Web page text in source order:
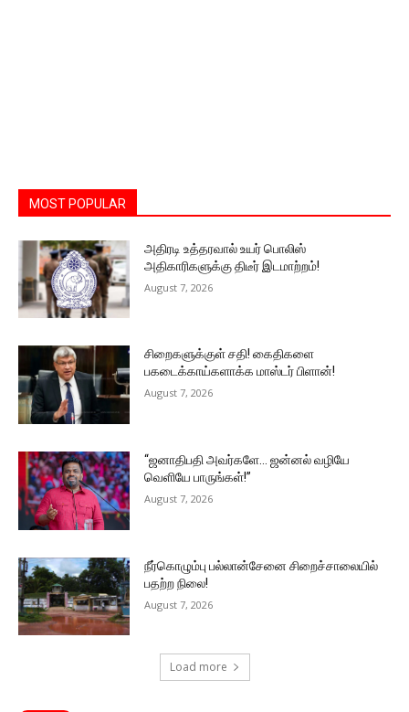
MOST POPULAR
அதிரடி உத்தரவால் உயர் பொலிஸ்
அதிகாரிகளுக்கு திடீர் இடமாற்றம்!
August 7, 2026
சிறைகளுக்குள் சதி! கைதிகளை
பகடைக்காய்களாக்க மாஸ்டர் பிளான்!
August 7, 2026
“ஜனாதிபதி அவர்களே… ஜன்னல் வழியே
வெளியே பாருங்கள்!”
August 7, 2026
நீர்கொழும்பு பல்லான்சேனை சிறைச்சாலையில்
பதற்ற நிலை!
August 7, 2026
Load more